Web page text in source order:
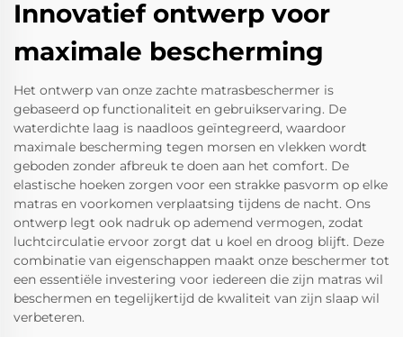
Innovatief ontwerp voor
maximale bescherming
Het ontwerp van onze zachte matrasbeschermer is
gebaseerd op functionaliteit en gebruikservaring. De
waterdichte laag is naadloos geïntegreerd, waardoor
maximale bescherming tegen morsen en vlekken wordt
geboden zonder afbreuk te doen aan het comfort. De
elastische hoeken zorgen voor een strakke pasvorm op elke
matras en voorkomen verplaatsing tijdens de nacht. Ons
ontwerp legt ook nadruk op ademend vermogen, zodat
luchtcirculatie ervoor zorgt dat u koel en droog blijft. Deze
combinatie van eigenschappen maakt onze beschermer tot
een essentiële investering voor iedereen die zijn matras wil
beschermen en tegelijkertijd de kwaliteit van zijn slaap wil
verbeteren.